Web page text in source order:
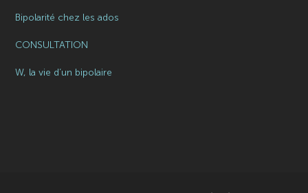
Bipolarité chez les ados
CONSULTATION
W, la vie d’un bipolaire